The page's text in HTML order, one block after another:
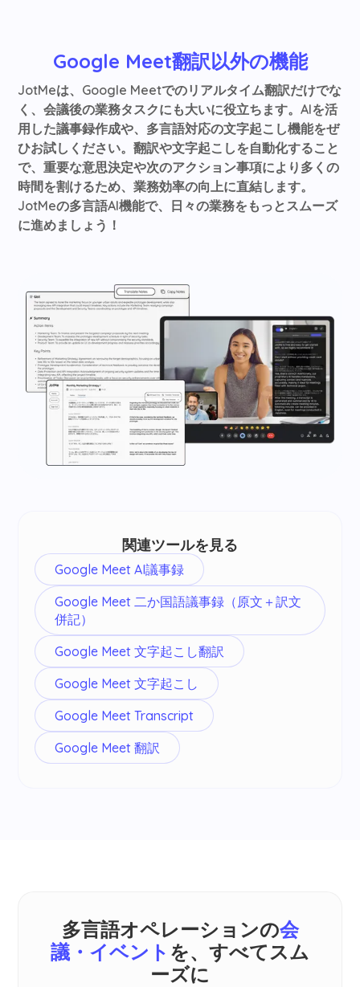
Google Meet翻訳以外の機能
JotMeは、Google Meetでのリアルタイム翻訳だけでな
く、会議後の業務タスクにも大いに役立ちます。AIを活
用した議事録作成や、多言語対応の文字起こし機能をぜ
ひお試しください。翻訳や文字起こしを自動化すること
で、重要な意思決定や次のアクション事項により多くの
時間を割けるため、業務効率の向上に直結します。
JotMeの多言語AI機能で、日々の業務をもっとスムーズ
に進めましょう！
関連ツールを見る
Google Meet AI議事録
Google Meet 二か国語議事録（原文＋訳文
併記）
Google Meet 文字起こし翻訳
Google Meet 文字起こし
Google Meet Transcript
Google Meet 翻訳
多言語オペレーションの会
議・イベント を、すべてスム
ーズに